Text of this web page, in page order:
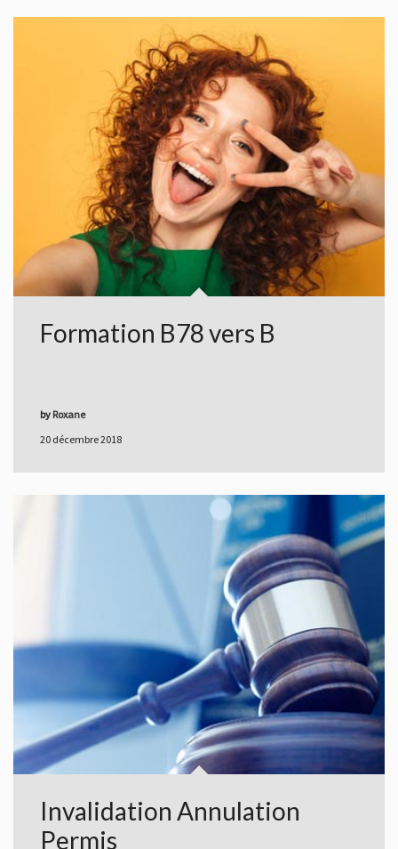
Formation B78 vers B
20 décembre 2018
by Roxane
Invalidation Annulation
Permis